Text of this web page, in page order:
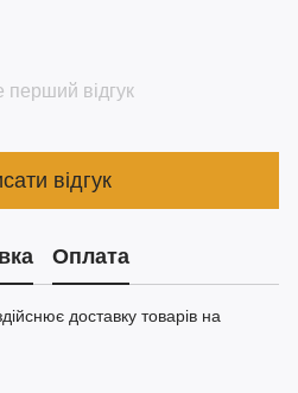
перший відгук
відгук
Оплата
доставку товарів на